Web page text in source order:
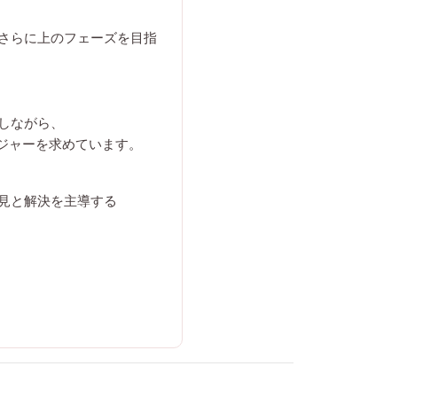
らに上のフェーズを目指
ながら、
ーを求めています。
と解決を主導する